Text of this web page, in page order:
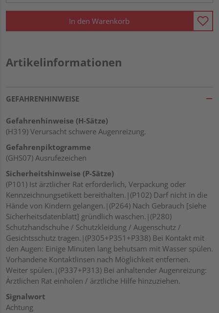
In den Warenkorb
Artikelinformationen
GEFAHRENHINWEISE
Gefahrenhinweise (H-Sätze)
(H319) Verursacht schwere Augenreizung.
Gefahrenpiktogramme
(GHS07) Ausrufezeichen
Sicherheitshinweise (P-Sätze)
(P101) Ist ärztlicher Rat erforderlich, Verpackung oder
Kennzeichnungsetikett bereithalten.|(P102) Darf nicht in die
Hände von Kindern gelangen.|(P264) Nach Gebrauch [siehe
Sicherheitsdatenblatt] gründlich waschen.|(P280)
Schutzhandschuhe / Schutzkleidung / Augenschutz /
Gesichtsschutz tragen.|(P305+P351+P338) Bei Kontakt mit
den Augen: Einige Minuten lang behutsam mit Wasser spülen.
Vorhandene Kontaktlinsen nach Möglichkeit entfernen.
Weiter spülen.|(P337+P313) Bei anhaltender Augenreizung:
Ärztlichen Rat einholen / ärztliche Hilfe hinzuziehen.
Signalwort
Achtung